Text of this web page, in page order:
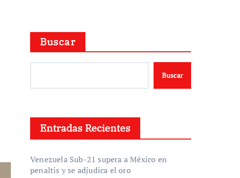
Buscar
Buscar
Entradas Recientes
Venezuela Sub-21 supera a México en
penaltis y se adjudica el oro